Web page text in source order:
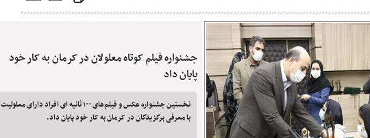
بریل در جهان
جشنواره فیلم کوتاه معلولان در کرمان به کار خود
پایان داد
نخستین جشنواره عکس و فیلم‌های ۱۰۰ ثانیه ای افراد دارای معلولیت
با معرفی برگزیدگان در کرمان به کار خود پایان داد.